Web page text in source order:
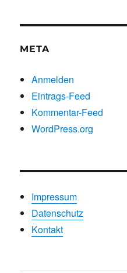
META
Anmelden
Eintrags-Feed
Kommentar-Feed
WordPress.org
Impressum
Datenschutz
Kontakt